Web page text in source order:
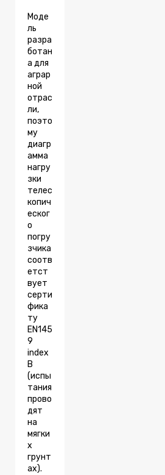
Моде
ль
разра
ботан
а для
аграр
ной
отрас
ли,
поэто
му
диагр
амма
нагру
зки
телес
копич
еског
о
погру
зчика
соотв
етст
вует
серти
фика
ту
EN145
9
index
В
(испы
тания
прово
дят
на
мягки
х
грунт
ах).